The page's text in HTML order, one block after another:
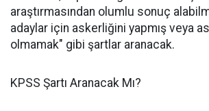
araştırmasından olumlu sonuç
adaylar için askerliğini yapmış veya
olmamak" gibi şartlar aranacak.
KPSS Şartı Aranacak Mı?